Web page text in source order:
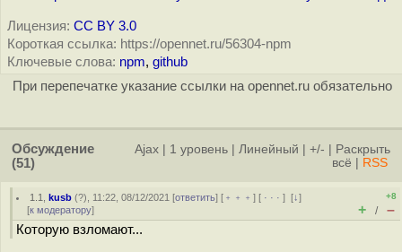
Лицензия: CC BY 3.0
Короткая ссылка: https://opennet.ru/56304-npm
Ключевые слова: npm, github
При перепечатке указание ссылки на opennet.ru обязательно
Обсуждение
(51)
Ajax 1 уровень Линейный +/-
Раскрыть
всё
RSS
1.1 ,kusb (?), 11:22, 08/12/2021 [ответить] [ ﹢﹢﹢] [ · · ·][↓]
[к модератору]
+8
+ / –
Которую взломают...